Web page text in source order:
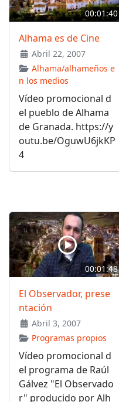
00:01:40
Alhama es de Cine
Abril 22, 2007
Alhama/alhameños e
n los medios
Vídeo promocional d
el pueblo de Alhama
de Granada. https://y
outu.be/OguwU6jkKP
4
00:01:48
El Observador, prese
ntación
Abril 3, 2007
Programas propios
Vídeo promocional d
el programa de Raúl
Gálvez "El Observado
r" producido por Alh